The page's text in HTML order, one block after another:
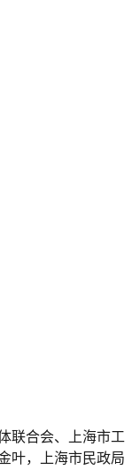
联合会、上海市工
叶，上海市民政局